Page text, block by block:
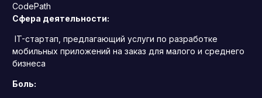
CodePath
Сфера деятельности:
IT-стартап, предлагающий услуги по разработке
мобильных приложений на заказ для малого и среднего
бизнеса
Боль: